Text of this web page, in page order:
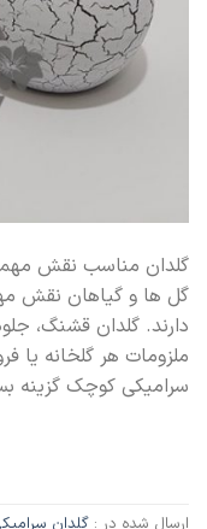
گلدان مناسب نقش
گل ها و گیاهان نقش
دارند. گلدان قشنگ،
ملزومات هر گلخانه یا
سرامیکی کوچک گزینه
ارسال شده در : گلدان